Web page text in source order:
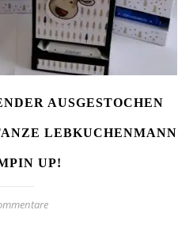
AUSGESTOCHEN
LEBKUCHENMANN
UP!